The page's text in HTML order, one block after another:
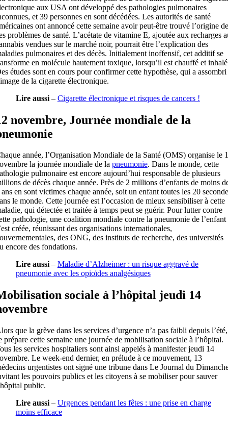
aux USA ont développé des pathologies pulmonaires
et 39 personnes en sont décédées. Les autorités de santé
ont annoncé cette semaine avoir peut-être trouvé l’origine de
problèmes de santé. L’acétate de vitamine E, ajoutée aux recharges
vendues sur le marché noir, pourrait être l’explication des
pulmonaires et des décès. Initialement inoffensif, cet additif se
en molécule hautement toxique, lorsqu’il est chauffé et
études sont en cours pour confirmer cette hypothèse, qui a assombri
de la cigarette électronique.
Lire aussi– Cigarette électronique et risques de cancers !
novembre, Journée mondiale de la
année, l’Organisation Mondiale de la Santé (OMS) organise le
la journée mondiale de la pneumonie. Dans le monde, cette
pulmonaire est encore aujourd’hui responsable de plusieurs
de décès chaque année. Près de 2 millions d’enfants de moins
en sont victimes chaque année, soit un enfant toutes les 20
le monde. Cette journée est l’occasion de mieux sensibiliser à cette
qui détectée et traitée à temps peut se guérir. Pour lutter contre
pathologie, une coalition mondiale contre la pneumonie de l’enfant
créée, réunissant des organisations internationales,
des ONG, des instituts de recherche, des universités
encore des fondations.
Lire aussi– Maladie d’Alzheimer : un risque aggravé de
pneumonie avec les opioïdes analgésiques
sociale à l’hôpital jeudi 14
que la grève dans les services d’urgence n’a pas faibli depuis l’été,
prépare cette semaine une journée de mobilisation sociale à l’hôpital.
les services hospitaliers sont ainsi appelés à manifester jeudi 14
Le week-end dernier, en prélude à ce mouvement, 13
urgentistes ont signé une tribune dans Le Journal du
les pouvoirs publics et les citoyens à se mobiliser pour sauver
public.
Lire aussi– Urgences pendant les fêtes : une prise en charge
moins efficace